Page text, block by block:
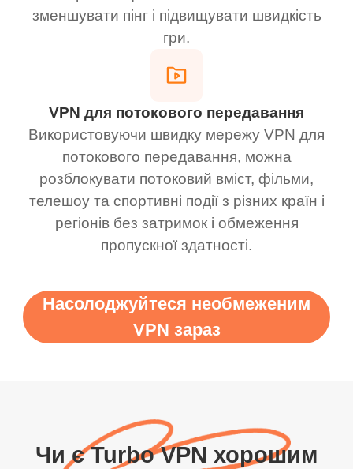
зменшувати пінг і підвищувати швидкість
гри.
VPN для потокового передавання
Використовуючи швидку мережу VPN для
потокового передавання, можна
розблокувати потоковий вміст, фільми,
телешоу та спортивні події з різних країн і
регіонів без затримок і обмеження
пропускної здатності.
Насолоджуйтеся необмеженим
VPN зараз
Чи є Turbo VPN хорошим